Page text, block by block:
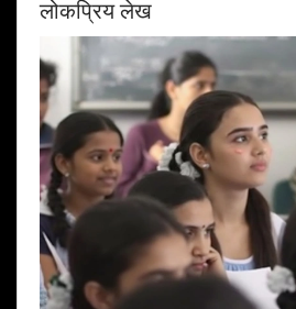
लोकप्रिय लेख